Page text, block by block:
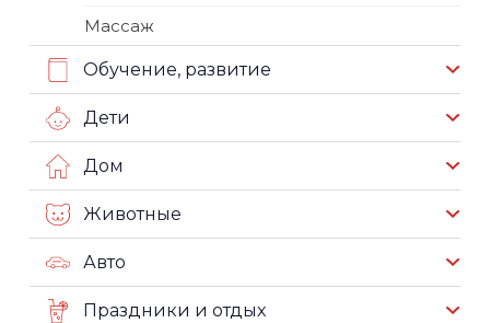
Массаж
Обучение, развитие
Дети
Дом
Животные
Авто
Праздники и отдых